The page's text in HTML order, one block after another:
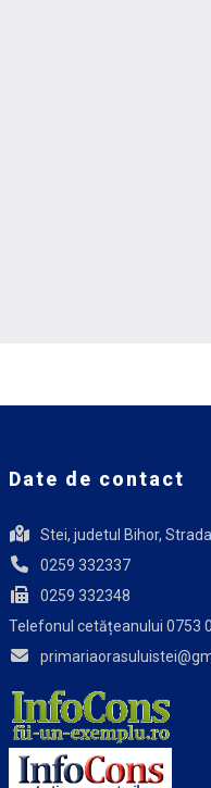
Date de contact
Stei, judetul Bihor,
0259 332337
0259 332348
Telefonul cetățeanului 0753